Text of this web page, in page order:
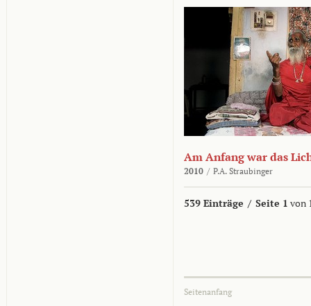
Am Anfang war das
2010 / P.A. Straubinger
539 Einträge / Seite 1 von
Seitenanfang